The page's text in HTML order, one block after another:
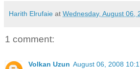
Harith Elrufaie at Wednesday, August 06,
1 comment:
Volkan Uzun August 06, 2008